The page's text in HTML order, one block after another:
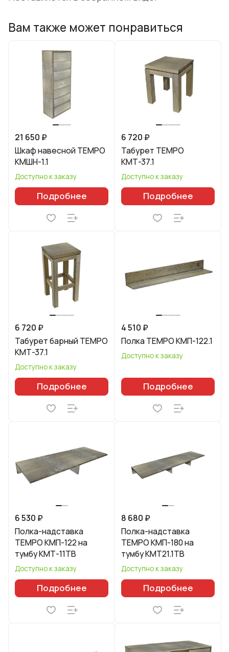
Вам также может понравиться
21 650 ₽
Шкаф навесной TEMPO
КМШН-1.1
Доступно к заказу
Подробнее
6 720 ₽
Табурет TEMPO
КМТ-37.1
Доступно к заказу
Подробнее
6 720 ₽
Табурет барный TEMPO
КМТ-37.1
Доступно к заказу
Подробнее
4 510 ₽
Полка TEMPO КМП-122.1
Доступно к заказу
Подробнее
6 530 ₽
Полка-надставка
TEMPO КМП-122 на
тумбу КМТ-11ТВ
Доступно к заказу
Подробнее
8 680 ₽
Полка-надставка
TEMPO КМП-180 на
тумбу КМТ21.1ТВ
Доступно к заказу
Подробнее